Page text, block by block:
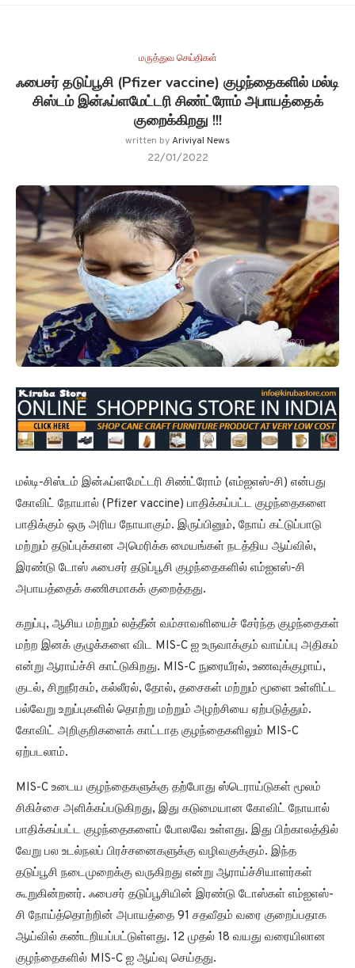
மருத்துவ செய்திகள்
ஃபைசர் தடுப்பூசி (Pfizer vaccine) குழந்தைகளில் மல்டி
சிஸ்டம் இன்ஃப்ளமேட்டரி சிண்ட்ரோம் அபாயத்தைக்
குறைக்கிறது !!!
written byAriviyal News
22/01/2022
மல்டி-சிஸ்டம் இன்ஃப்ளமேட்டரி சிண்ட்ரோம் (எம்ஐஎஸ்-சி) என்பது
கோவிட் நோயால் (Pfizer vaccine) பாதிக்கப்பட்ட குழந்தைகளை
பாதிக்கும் ஒரு அரிய நோயாகும். இருப்பினும், நோய் கட்டுப்பாடு
மற்றும் தடுப்புக்கான அமெரிக்க மையங்கள் நடத்திய ஆய்வில்,
இரண்டு டோஸ் ஃபைசர் தடுப்பூசி குழந்தைகளில் எம்ஐஎஸ்-சி
அபாயத்தைக் கணிசமாகக் குறைத்தது.
கறுப்பு, ஆசிய மற்றும் லத்தீன் வம்சாவளியைச் சேர்ந்த குழந்தைகள்
மற்ற இனக் குழுக்களை விட MIS-C ஐ உருவாக்கும் வாய்ப்பு அதிகம்
என்று ஆராய்ச்சி காட்டுகிறது. MIS-C நுரையீரல், உணவுக்குழாய்,
குடல், சிறுநீரகம், கல்லீரல், தோல், தசைகள் மற்றும் மூளை உள்ளிட்ட
பல்வேறு உறுப்புகளில் தொற்று மற்றும் அழற்சியை ஏற்படுத்தும்.
கோவிட் அறிகுறிகளைக் காட்டாத குழந்தைகளிலும் MIS-C
ஏற்படலாம்.
MIS-C உடைய குழந்தைகளுக்கு தற்போது ஸ்டெராய்டுகள் மூலம்
சிகிச்சை அளிக்கப்படுகிறது, இது கடுமையான கோவிட் நோயால்
பாதிக்கப்பட்ட குழந்தைகளைப் போலவே உள்ளது. இது பிற்காலத்தில்
வேறு பல உடல்நலப் பிரச்சனைகளுக்கு வழிவகுக்கும். இந்த
தடுப்பூசி நடைமுறைக்கு வருகிறது என்று ஆராய்ச்சியாளர்கள்
கூறுகின்றனர். ஃபைசர் தடுப்பூசியின் இரண்டு டோஸ்கள் எம்ஐஎஸ்-
சி நோய்த்தொற்றின் அபாயத்தை 91 சதவீதம் வரை குறைப்பதாக
ஆய்வில் கண்டறியப்பட்டுள்ளது. 12 முதல் 18 வயது வரையிலான
குழந்தைகளில் MIS-C ஐ ஆய்வு செய்தது.